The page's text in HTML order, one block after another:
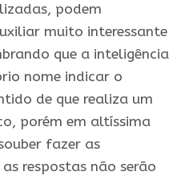
podem
muito interessante
que a inteligência
nome indicar o
de que realiza um
porém em altíssima
fazer as
respostas não serão